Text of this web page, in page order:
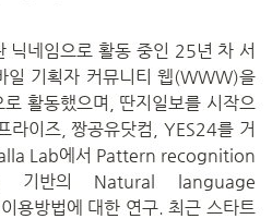
닉네임으로 활동 중인 25년 차 서
일 기획자 커뮤니티 웹(WWW)을
활동했으며, 딴지일보를 시작으
라이즈, 짱공유닷컴, YES24를 거
Lab에서 Pattern recognition
반의 Natural language
용방법에 대한 연구. 최근 스타트